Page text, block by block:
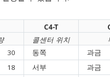
C4-T
콜센터 위치
30 동쪽
과금
18 서부
과금